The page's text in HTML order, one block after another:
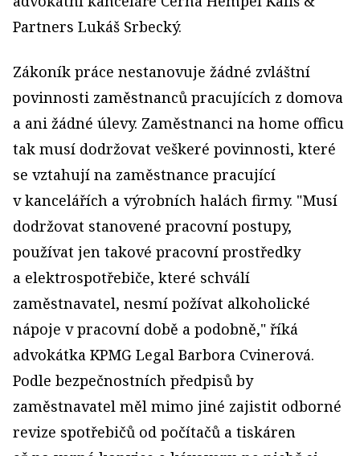
Partners Lukáš Srbecký.
Zákoník práce nestanovuje žádné zvláštní
povinnosti zaměstnanců pracujících z domova
a ani žádné úlevy. Zaměstnanci na home officu
tak musí dodržovat veškeré povinnosti, které
se vztahují na zaměstnance pracující
v kancelářích a výrobních halách firmy. "Musí
dodržovat stanovené pracovní postupy,
používat jen takové pracovní prostředky
a elektrospotřebiče, které schválí
zaměstnavatel, nesmí požívat alkoholické
nápoje v pracovní době a podobně," říká
advokátka KPMG Legal Barbora Cvinerová.
Podle bezpečnostních předpisů by
zaměstnavatel měl mimo jiné zajistit odborné
revize spotřebičů od počítačů a tiskáren